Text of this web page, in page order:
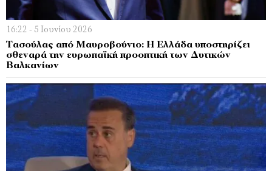
16:22 - 5 Ιουνίου 2026
Τασούλας από Μαυροβούνιο: Η Ελλάδα υποστηρίζει
σθεναρά την ευρωπαϊκή προοπτική των Δυτικών
Βαλκανίων